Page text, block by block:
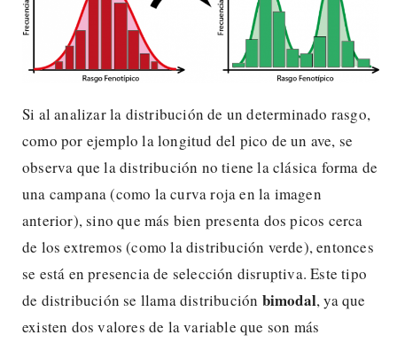
Si al analizar la distribución de un determinado rasgo,
como por ejemplo la longitud del pico de un ave, se
observa que la distribución no tiene la clásica forma de
una campana (como la curva roja en la imagen
anterior), sino que más bien presenta dos picos cerca
de los extremos (como la distribución verde), entonces
se está en presencia de selección disruptiva. Este tipo
de distribución se llama distribución bimodal, ya que
existen dos valores de la variable que son más